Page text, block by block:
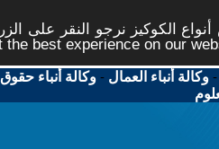
الكوكيز نرجو النقر على
best experience on our
-وكالة أنباء العمال -وكالة أنباء